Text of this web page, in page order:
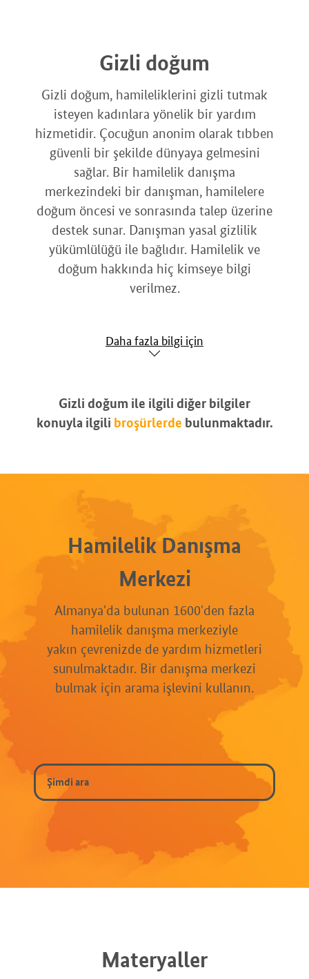
Gizli doğum
Gizli doğum, hamileliklerini gizli tutmak
isteyen kadınlara yönelik bir yardım
hizmetidir. Çocuğun anonim olarak tıbben
güvenli bir şekilde dünyaya gelmesini
sağlar. Bir hamilelik danışma
merkezindeki bir danışman, hamilelere
doğum öncesi ve sonrasında talep üzerine
destek sunar. Danışman yasal gizlilik
yükümlülüğü ile bağlıdır. Hamilelik ve
doğum hakkında hiç kimseye bilgi
verilmez.
Daha fazla bilgi için
Gizli doğum ile ilgili diğer bilgiler
konuyla ilgili broşürlerde bulunmaktadır.
Hamilelik Danışma
Merkezi
Almanya'da bulunan 1600'den fazla
hamilelik danışma merkeziyle
yakın çevrenizde de yardım hizmetleri
sunulmaktadır. Bir danışma merkezi
bulmak için arama işlevini kullanın.
Materyaller